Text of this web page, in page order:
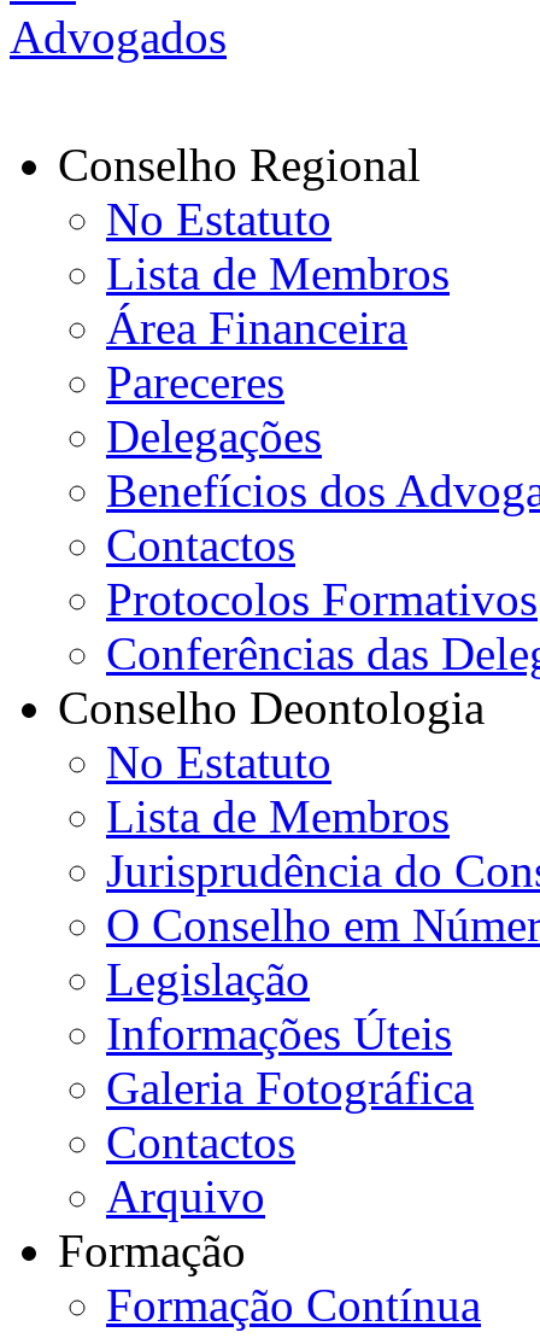
Conselho Regional
No Estatuto
Lista de Membros
Área Financeira
Pareceres
Delegações
Benefícios dos
Contactos
Protocolos Formativos
Conferências das
Conselho Deontologia
No Estatuto
Lista de Membros
Jurisprudência do
O Conselho em
Legislação
Informações Úteis
Galeria Fotográfica
Contactos
Arquivo
Formação
Formação Contínua